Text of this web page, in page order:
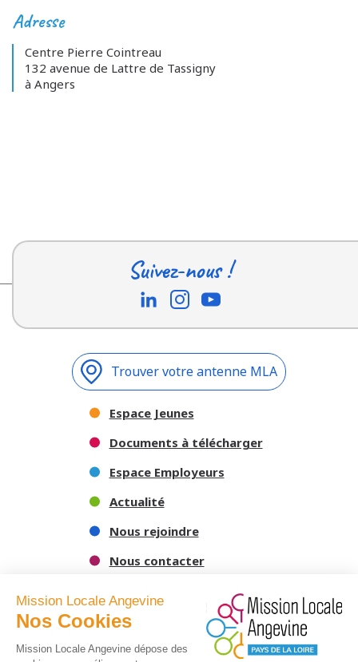
Adresse
Centre Pierre Cointreau
132 avenue de Lattre de Tassigny
à Angers
Suivez-nous !
Trouver votre antenne MLA
Espace Jeunes
Documents à télécharger
Espace Employeurs
Actualité
Nous rejoindre
Nous contacter
Mission Locale Angevine
Nos Cookies
Mission Locale Angevine dépose des